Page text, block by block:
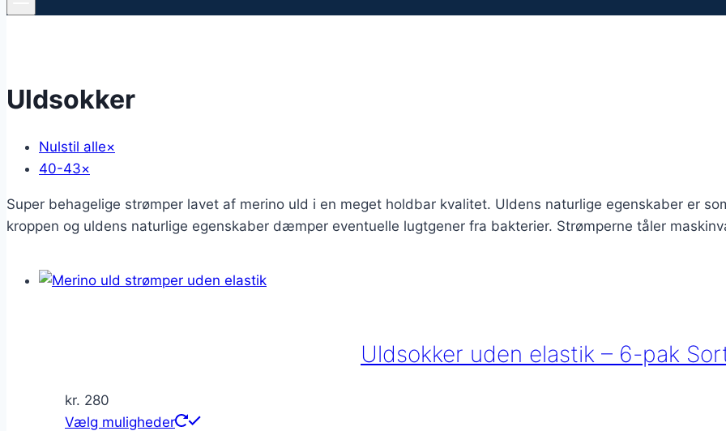
Uldsokker
Nulstil alle×
40-43×
Super behagelige strømper lavet af merino uld i en meget holdbar kvalitet. Uldens naturlige egenskaber er
kroppen og uldens naturlige egenskaber dæmper eventuelle lugtgener fra bakterier. Strømperne tåler
Uldsokker uden elastik – 6-pak
kr. 280
Vælg muligheder
Dette